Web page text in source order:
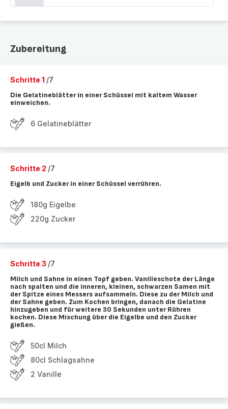
Zubereitung
Schritte 1 /7
Die Gelatineblätter in einer Schüssel mit kaltem Wasser
einweichen.
6 Gelatineblätter
Schritte 2 /7
Eigelb und Zucker in einer Schüssel verrühren.
180g Eigelbe
220g Zucker
Schritte 3 /7
Milch und Sahne in einen Topf geben. Vanilleschote der Länge
nach spalten und die inneren, kleinen, schwarzen Samen mit
der Spitze eines Messers aufsammeln. Diese zu der Milch und
der Sahne geben. Zum Kochen bringen, danach die Gelatine
hinzugeben und für weitere 30 Sekunden unter Rühren
kochen. Diese Mischung über die Eigelbe und den Zucker
gießen.
50cl Milch
80cl Schlagsahne
2 Vanille